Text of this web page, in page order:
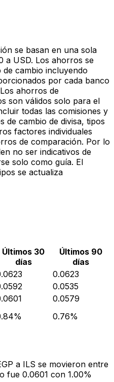
se basan en una sola
a USD. Los ahorros se
cambio incluyendo
por cada banco
ahorros de
son válidos solo para el
todas las comisiones y
de cambio de divisa, tipos
factores individuales
de comparación. Por lo
no ser indicativos de
solo como guía. El
se actualiza
Últimos 30
días
Últimos 90
días
0.0623
0.0535
0.0579
0.76%
a ILS se movieron entre
fue 0.0601 con 1.00%